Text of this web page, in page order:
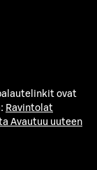
ovat
Ravintolat
Avautuu uuteen